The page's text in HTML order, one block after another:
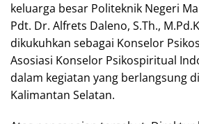
keluarga besar Politeknik Negeri
Pdt. Dr. Alfrets Daleno, S.Th.,
dikukuhkan sebagai Konselor
Asosiasi Konselor Psikospiritual
dalam kegiatan yang berlangsung
Kalimantan Selatan.